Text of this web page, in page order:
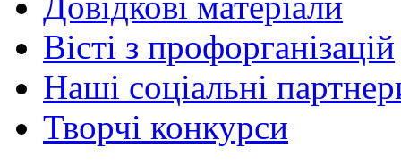
Вісті з профорганізацій
Наші соціальні
Творчі конкурси